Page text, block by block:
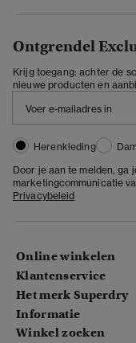
Ontgrendel
Krijg toegang: achter de
nieuwe producten en
Herenkleding
Door je aan te melden, ga
marketingcommunicatie
Privacybeleid
Online winkelen
Klantenservice
Het merk Superdry
Informatie
Winkel zoeken